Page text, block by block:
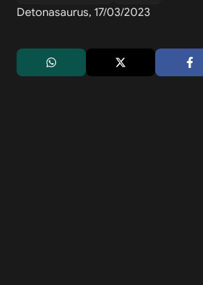
Detonasaurus, 17/03/2023